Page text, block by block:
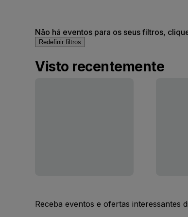
Não há eventos para os seus filtros,
Redefinir filtros
Visto recentemente
Receba eventos e ofertas interessantes